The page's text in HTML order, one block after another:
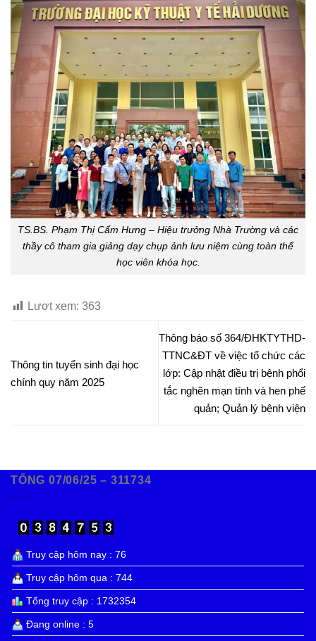
TS.BS. Phạm Thị Cẩm Hưng – Hiệu trưởng Nhà Trường và các
thầy cô tham gia giảng dạy chụp ảnh lưu niệm cùng toàn thể
học viên khóa học.
Lượt xem: 363
Thông tin tuyển sinh đại học
chính quy năm 2025
Thông báo số 364/ĐHKTYTHD-
TTNC&ĐT về việc tổ chức các
lớp: Cập nhật điều trị bệnh phổi
tắc nghẽn mạn tính và hen phế
quản; Quản lý bệnh viện
TỔNG 07/06/25 – 311734
Truy cập hôm nay : 76
Truy cập hôm qua : 744
Tổng truy cập : 1732354
Đang online : 5